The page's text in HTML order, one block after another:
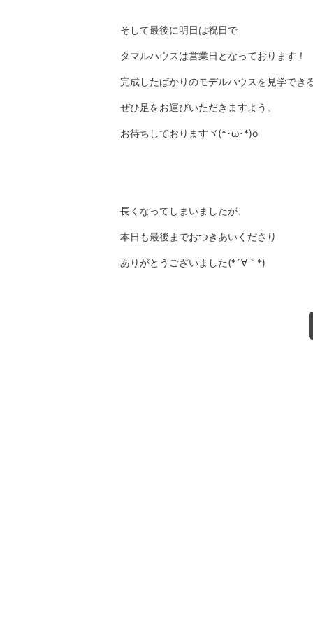
そして最後に明日は祝日で
タマルハウスは営業日となっております！
完成したばかりのモデルハウスを見学でき
ぜひ足をお運びいただきますよう。
お待ちしておりますヾ(*･ω･*)o
長くなってしまいましたが、
本日も最後までおつきあいくださり
ありがとうございました(*´∀｀*)